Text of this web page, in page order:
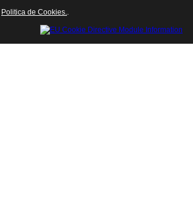
Politica de Cookies..